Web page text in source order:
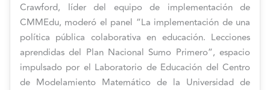
Crawford, líder del equipo de implementación de
CMMEdu, moderó el panel “La implementación de una
política pública colaborativa en educación. Lecciones
aprendidas del Plan Nacional Sumo Primero”, espacio
impulsado por el Laboratorio de Educación del Centro
de Modelamiento Matemático de la Universidad de